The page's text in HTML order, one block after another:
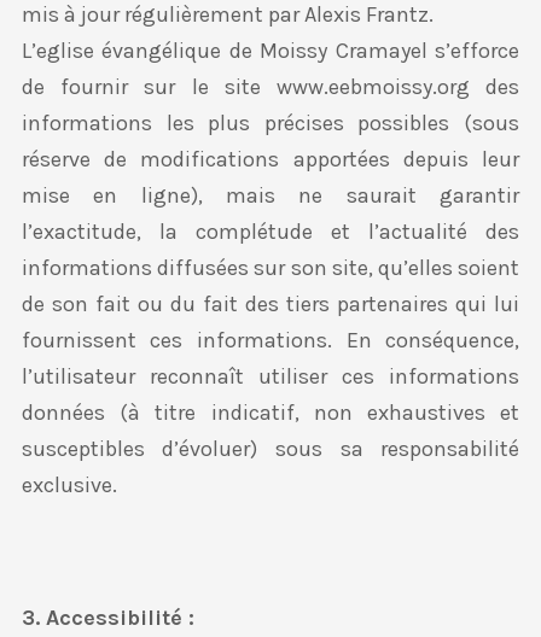
mis à jour régulièrement par Alexis Frantz.
L’eglise évangélique de Moissy Cramayel s’efforce
de fournir sur le site www.eebmoissy.org des
informations les plus précises possibles (sous
réserve de modifications apportées depuis leur
mise en ligne), mais ne saurait garantir
l’exactitude, la complétude et l’actualité des
informations diffusées sur son site, qu’elles soient
de son fait ou du fait des tiers partenaires qui lui
fournissent ces informations. En conséquence,
l’utilisateur reconnaît utiliser ces informations
données (à titre indicatif, non exhaustives et
susceptibles d’évoluer) sous sa responsabilité
exclusive.
3. Accessibilité :